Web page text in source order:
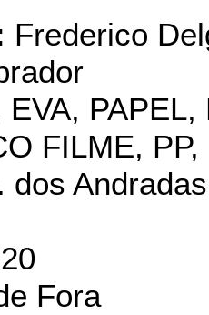
Frederico
EVA,
FILME,
dos
Fora